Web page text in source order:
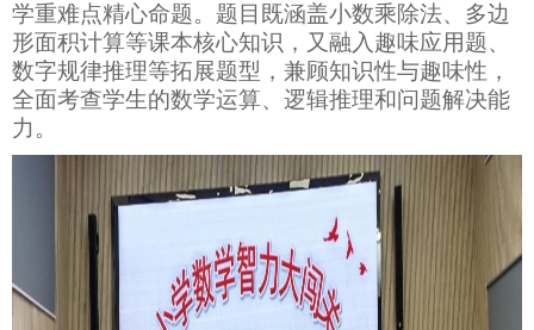
学重难点精心命题。题目既涵盖小数乘除法、多边
形面积计算等课本核心知识，又融入趣味应用题、
数字规律推理等拓展题型，兼顾知识性与趣味性，
全面考查学生的数学运算、逻辑推理和问题解决能
力。